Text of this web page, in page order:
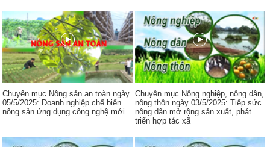
Chuyên mục Nông sản an toàn ngày
05/5/2025: Doanh nghiệp chế biến
nông sản ứng dụng công nghệ mới
Chuyên mục Nông nghiệp, nông dân,
nông thôn ngày 03/5/2025: Tiếp sức
nông dân mở rộng sản xuất, phát
triển hợp tác xã